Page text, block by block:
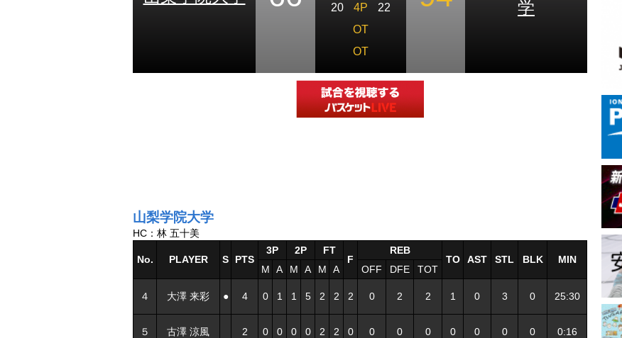
20
4P
22
OT
OT
学
山梨学院大学
HC：林 五十美
No. PLAYER S PTS
3P 2P
FT
F
REB
TO
AST STL BLK
MIN
M
A M A M A OFF DFE TOT
４ 大澤 来彩 ● 4 0 1 1 5 2 2 2 0 2 2 1 0 3 0 25:30
５ 古澤 涼風 2 0 0 0 0 2 2 0 0 0 0 0 0 0 0 0:16